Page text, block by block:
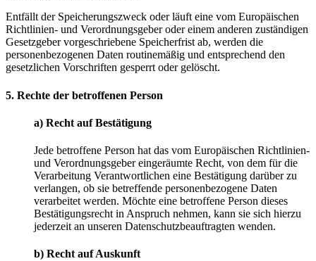
Entfällt der Speicherungszweck oder läuft eine vom Europäischen
Richtlinien- und Verordnungsgeber oder einem anderen zuständigen
Gesetzgeber vorgeschriebene Speicherfrist ab, werden die
personenbezogenen Daten routinemäßig und entsprechend den
gesetzlichen Vorschriften gesperrt oder gelöscht.
5. Rechte der betroffenen Person
a) Recht auf Bestätigung
Jede betroffene Person hat das vom Europäischen Richtlinien-
und Verordnungsgeber eingeräumte Recht, von dem für die
Verarbeitung Verantwortlichen eine Bestätigung darüber zu
verlangen, ob sie betreffende personenbezogene Daten
verarbeitet werden. Möchte eine betroffene Person dieses
Bestätigungsrecht in Anspruch nehmen, kann sie sich hierzu
jederzeit an unseren Datenschutzbeauftragten wenden.
b) Recht auf Auskunft